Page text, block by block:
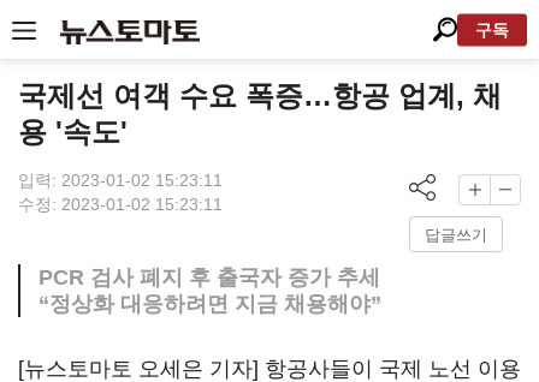
구독
국제선 여객 수요 폭증…항공 업계, 채
용 '속도'
입력: 2023-01-02 15:23:11
수정: 2023-01-02 15:23:11
답글쓰기
PCR 검사 폐지 후 출국자 증가 추세
“정상화 대응하려면 지금 채용해야”
[뉴스토마토 오세은 기자] 항공사들이 국제 노선 이용